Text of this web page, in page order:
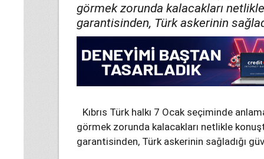
görmek zorunda kalacakları
garantisinden, Türk askerinin
Kıbrıs Türk halkı 7 Ocak seçiminde
görmek zorunda kalacakları netlikle
garantisinden, Türk askerinin sağladığı